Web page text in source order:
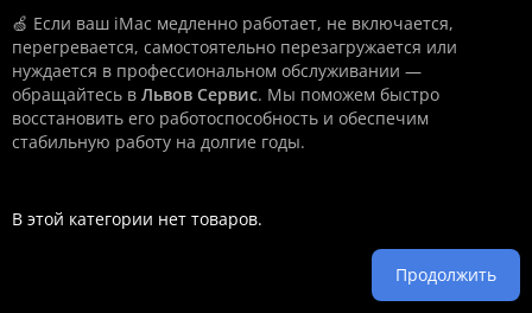
🍏 Если ваш iMac медленно работает, не включается,
перегревается, самостоятельно перезагружается или
нуждается в профессиональном обслуживании —
обращайтесь в Львов Сервис. Мы поможем быстро
восстановить его работоспособность и обеспечим
стабильную работу на долгие годы.
В этой категории нет товаров.
Продолжить